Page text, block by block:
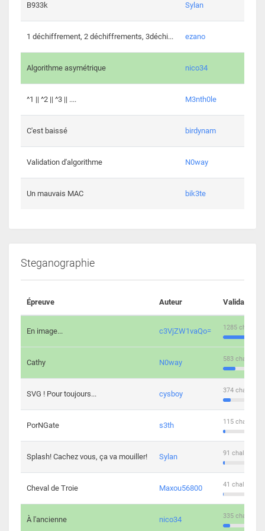
B933k Sylan
1 déchiffrement, 2 déchiffrements, 3déchi... ezano
Algorithme asymétrique nico34
^1 || ^2 || ^3 || .... M3nth0le
C'est baissé birdynam
Validation d'algorithme N0way
Un mauvais MAC bik3te
Steganographie
Épreuve Auteur Validations
En image... c3VjZW1vaQo= 1285
Cathy N0way 583
SVG ! Pour toujours... cysboy 374
PorNGate s3th 115
Splash! Cachez vous, ça va mouiller! Sylan 91
Cheval de Troie Maxou56800 41
À l'ancienne nico34 335